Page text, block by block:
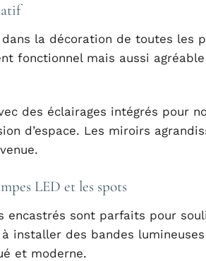
dans la décoration de toutes
fonctionnel mais aussi
des éclairages intégrés pour
d’espace. Les miroirs
LED et les spots
encastrés sont parfaits pour
installer des bandes
et moderne.